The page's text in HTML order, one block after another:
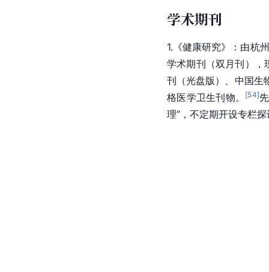
学术期刊
1.《健康研究》：由杭
学术期刊（双月刊），
刊（光盘版）、中国生
格医学卫生刊物。
[54]
理”，不定期开设专栏